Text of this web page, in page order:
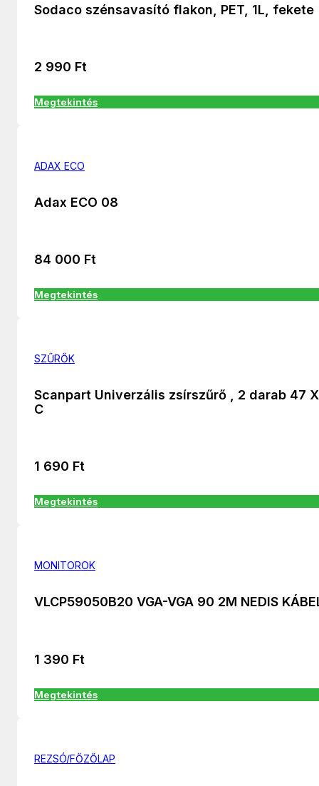
Sodaco szénsavasító flakon, PET, 1L, fekete
2 990 Ft
Megtekintés
ADAX ECO
Adax ECO 08
84 000 Ft
Megtekintés
SZŰRŐK
Scanpart Univerzális zsírszűrő , 2 darab 47
C
1 690 Ft
Megtekintés
MONITOROK
VLCP59050B20 VGA-VGA 90 2M NEDIS
1 390 Ft
Megtekintés
REZSÓ/FŐZŐLAP